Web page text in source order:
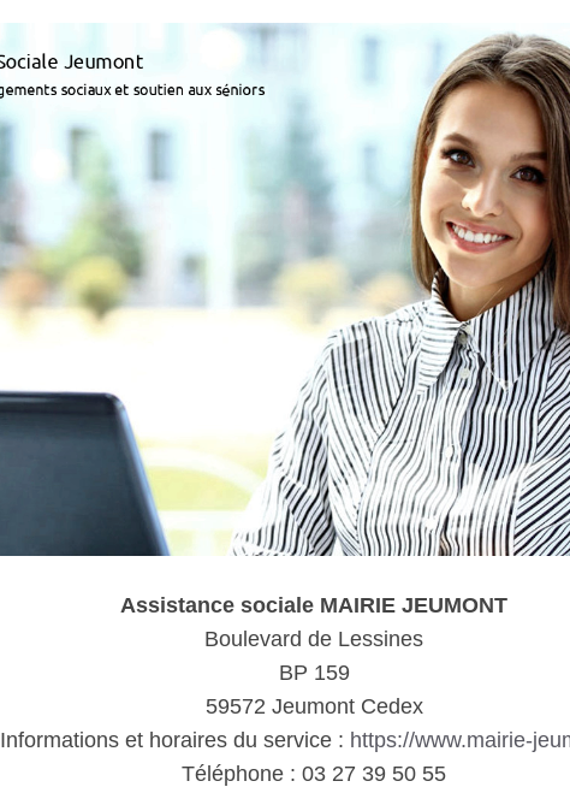
Assistance sociale MAIRIE JEUMONT
Boulevard de Lessines
BP 159
59572 Jeumont Cedex
Informations et horaires du service : https://www.mairie-
Téléphone : 03 27 39 50 55